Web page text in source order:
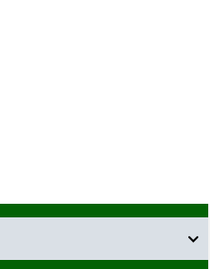
